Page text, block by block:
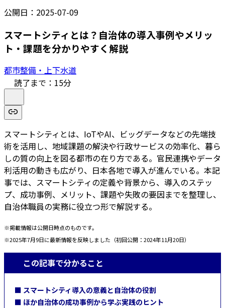
公開日： 2025-07-09
スマートシティとは？自治体の導入事例やメリッ
ト・課題を分かりやすく解説
都市整備・上下水道
読了まで： 15分
スマートシティとは、IoTやAI、ビッグデータなどの先端技
術を活用し、地域課題の解決や行政サービスの効率化、暮ら
しの質の向上を図る都市の在り方である。官民連携やデータ
利活用の動きも広がり、日本各地で導入が進んでいる。本記
事では、スマートシティの定義や背景から、導入のステッ
プ、成功事例、メリット、課題や失敗の要因までを整理し、
自治体職員の実務に役立つ形で解説する。
※掲載情報は公開日時点のものです。
※2025年7月9日に最新情報を反映しました（初回公開：2024年11月20日）
この記事で分かること
■ スマートシティ導入の意義と自治体の役割
■ ほか自治体の成功事例から学ぶ実践のヒント